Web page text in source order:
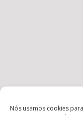
Nós usamos cookies